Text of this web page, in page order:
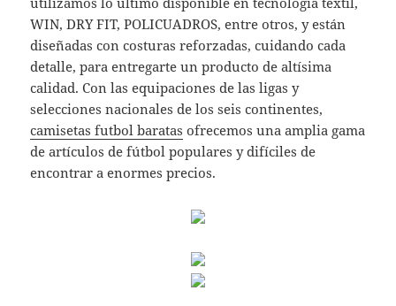
WIN, DRY FIT, POLICUADROS, entre otros, y están
diseñadas con costuras reforzadas, cuidando cada
detalle, para entregarte un producto de altísima
calidad. Con las equipaciones de las ligas y
selecciones nacionales de los seis continentes,
camisetas futbol baratas ofrecemos una amplia gama
de artículos de fútbol populares y difíciles de
encontrar a enormes precios.